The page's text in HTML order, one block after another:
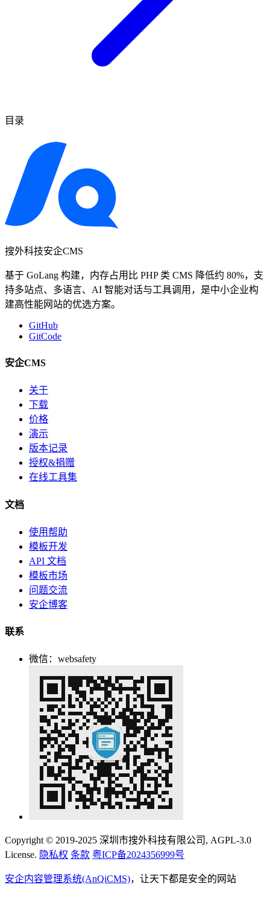
目录
搜外科技安企CMS
基于 GoLang 构建，内存占用比 PHP 类 CMS 降低约 80%，支
持多站点、多语言、AI 智能对话与工具调用，是中小企业构
建高性能网站的优选方案。
GitHub
GitCode
安企CMS
关于
下载
价格
演示
版本记录
授权&捐赠
在线工具集
文档
使用帮助
模板开发
API 文档
模板市场
问题交流
安企博客
联系
微信：websafety
Copyright © 2019-2025 深圳市搜外科技有限公司, AGPL-3.0
License. 隐私权 条款 粤ICP备2024356999号
安企内容管理系统(AnQiCMS)，让天下都是安全的网站